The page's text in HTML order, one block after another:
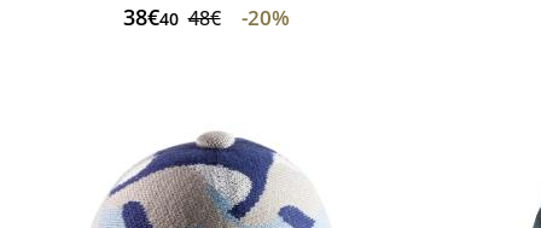
38€40 48€ -20%